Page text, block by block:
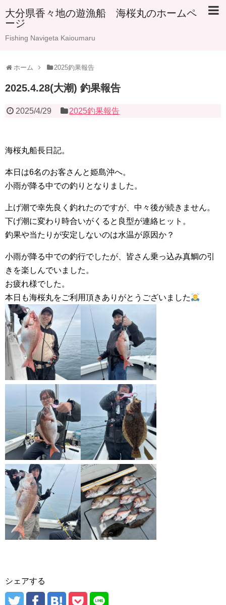
大分県香々地の遊漁船 海桜丸のホームペ
ージ
Fishing Navigeta Kaioumaru
ホーム 2025釣果報告
2025.4.28(大潮) 釣果報告
2025/4/29 2025釣果報告
海桜丸船長日記。
本日は6名のお客さんと姫島沖へ。
小雨が降る中での釣りとなりました。
上げ潮で幸先良く釣れたのですが、中々後が続きません。
下げ潮に変わり時合いがくると良型が連絡ヒット。
釣果や当たりが安定しないのは水温が原因か？
小雨が降る中での釣行でしたが、皆さん乗っ込み真鯛の引
きを楽しんでいました。
お疲れ様でした。
本日も海桜丸をご利用頂きありがとうございました
シェアする